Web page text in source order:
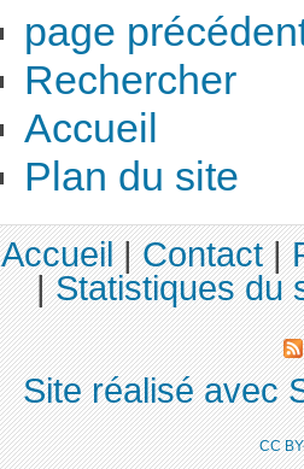
page
Rechercher
Accueil
Plan du site
Accueil|Contact|
|Statistiques du
Site réalisé avec
CC